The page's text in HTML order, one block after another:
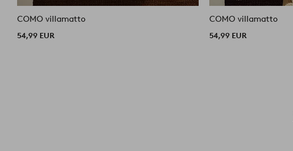
COMO villamatto
54,99 EUR
COMO villamatto
54,99 EUR